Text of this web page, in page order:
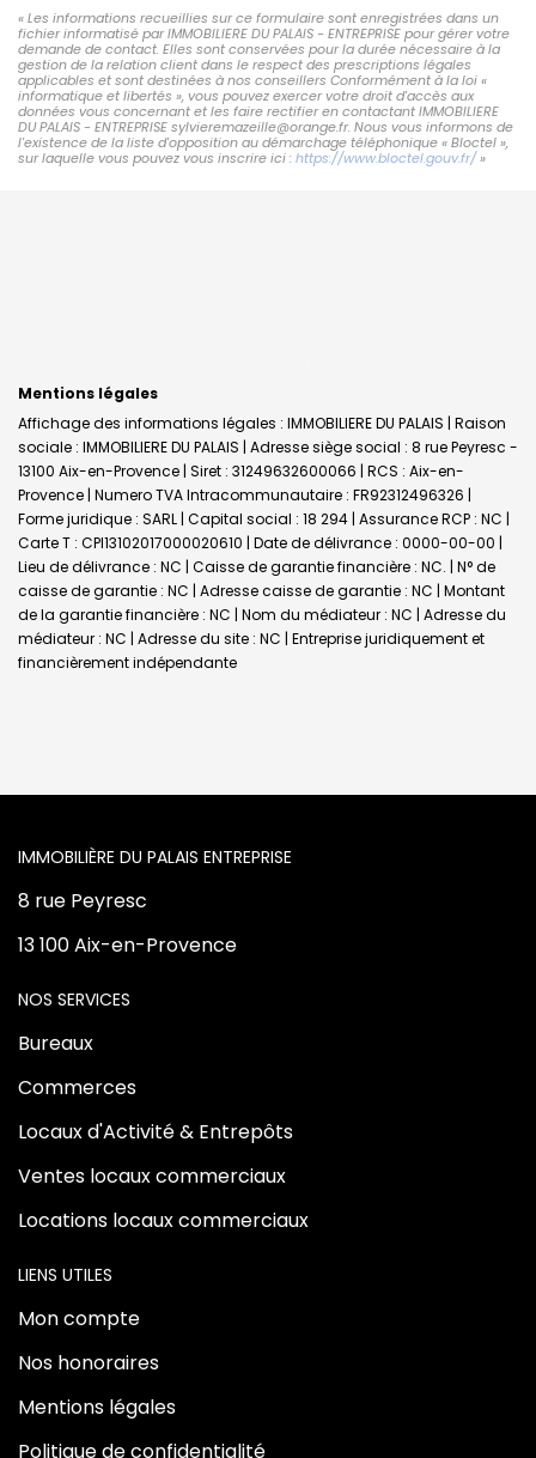
« Les informations recueillies sur ce formulaire sont enregistrées dans un
fichier informatisé par IMMOBILIERE DU PALAIS - ENTREPRISE pour gérer votre
demande de contact. Elles sont conservées pour la durée nécessaire à la
gestion de la relation client dans le respect des prescriptions légales
applicables et sont destinées à nos conseillers Conformément à la loi «
informatique et libertés », vous pouvez exercer votre droit d'accès aux
données vous concernant et les faire rectifier en contactant IMMOBILIERE
DU PALAIS - ENTREPRISE sylvieremazeille@orange.fr. Nous vous informons de
l'existence de la liste d'opposition au démarchage téléphonique « Bloctel »,
sur laquelle vous pouvez vous inscrire ici : https://www.bloctel.gouv.fr/»
Mentions légales
Affichage des informations légales : IMMOBILIERE DU PALAIS | Raison
sociale : IMMOBILIERE DU PALAIS | Adresse siège social : 8 rue Peyresc -
13100 Aix-en-Provence | Siret : 31249632600066 | RCS : Aix-en-
Provence | Numero TVA Intracommunautaire : FR92312496326 |
Forme juridique : SARL | Capital social : 18 294 | Assurance RCP : NC |
Carte T : CPI13102017000020610 | Date de délivrance : 0000-00-00 |
Lieu de délivrance : NC | Caisse de garantie financière : NC. | N° de
caisse de garantie : NC | Adresse caisse de garantie : NC | Montant
de la garantie financière : NC | Nom du médiateur : NC | Adresse du
médiateur : NC | Adresse du site : NC | Entreprise juridiquement et
financièrement indépendante
L'AGENCE
8 rue Peyresc
13 100 Aix-en-Provence
NOS SERVICES
Bureaux
Commerces
Locaux d'Activité & Entrepôts
Ventes locaux commerciaux
Locations locaux commerciaux
LIENS UTILES
Mon compte
Nos honoraires
Mentions légales
Politique de confidentialité